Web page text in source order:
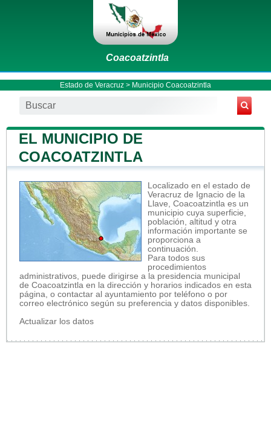
Coacoatzintla
Estado de Veracruz > Municipio Coacoatzintla
EL MUNICIPIO DE
COACOATZINTLA
Localizado en el estado de
Veracruz de Ignacio de la
Llave, Coacoatzintla es un
municipio cuya superficie,
población, altitud y otra
información importante se
proporciona a
continuación.
Para todos sus
procedimientos
administrativos, puede dirigirse a la presidencia municipal
de Coacoatzintla en la dirección y horarios indicados en esta
página, o contactar al ayuntamiento por teléfono o por
correo electrónico según su preferencia y datos disponibles.
Actualizar los datos